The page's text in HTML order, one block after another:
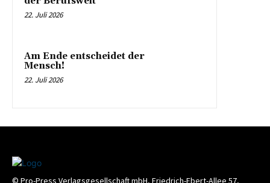
22. Juli 2026
Am Ende entscheidet der
Mensch!
22. Juli 2026
© Pro-Press Verlagsgesellschaft mbH, Friedrich-Ebert-Allee 57,